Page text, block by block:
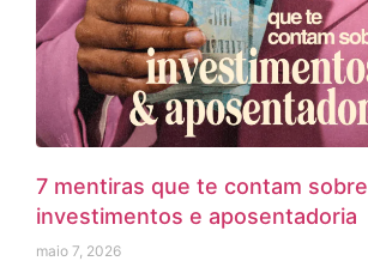
7 mentiras que te contam sobre
investimentos e aposentadoria
maio 7, 2026